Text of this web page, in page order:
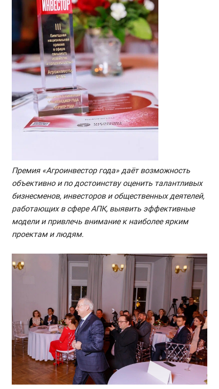
Премия «Агроинвестор года» даёт возможность
объективно и по достоинству оценить талантливых
бизнесменов, инвесторов и общественных деятелей,
работающих в сфере АПК, выявить эффективные
модели и привлечь внимание к наиболее ярким
проектам и людям.